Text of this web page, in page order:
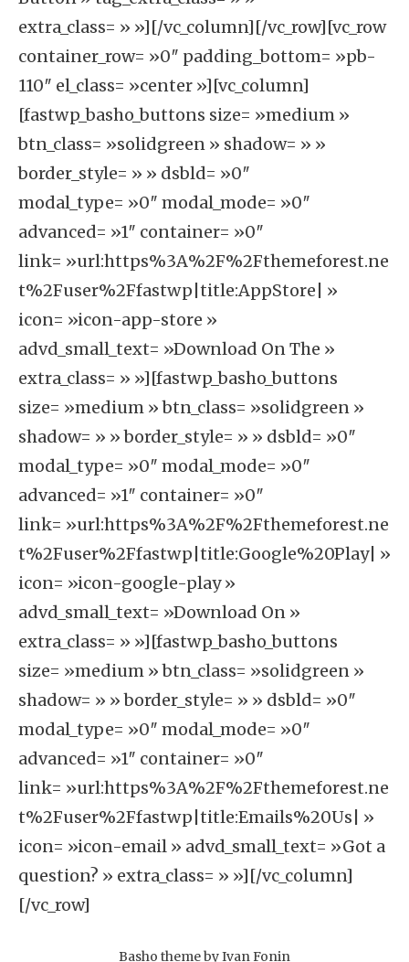
extra_class= » »][/vc_column][/vc_row][vc_row
container_row= »0″ padding_bottom= »pb-
110″ el_class= »center »][vc_column]
[fastwp_basho_buttons size= »medium »
btn_class= »solidgreen » shadow= » »
border_style= » » dsbld= »0″
modal_type= »0″ modal_mode= »0″
advanced= »1″ container= »0″
link= »url:https%3A%2F%2Fthemeforest.ne
t%2Fuser%2Ffastwp|title:AppStore| »
icon= »icon-app-store »
advd_small_text= »Download On The »
extra_class= » »][fastwp_basho_buttons
size= »medium » btn_class= »solidgreen »
shadow= » » border_style= » » dsbld= »0″
modal_type= »0″ modal_mode= »0″
advanced= »1″ container= »0″
link= »url:https%3A%2F%2Fthemeforest.ne
t%2Fuser%2Ffastwp|title:Google%20Play| »
icon= »icon-google-play »
advd_small_text= »Download On »
extra_class= » »][fastwp_basho_buttons
size= »medium » btn_class= »solidgreen »
shadow= » » border_style= » » dsbld= »0″
modal_type= »0″ modal_mode= »0″
advanced= »1″ container= »0″
link= »url:https%3A%2F%2Fthemeforest.ne
t%2Fuser%2Ffastwp|title:Emails%20Us| »
icon= »icon-email » advd_small_text= »Got a
question? » extra_class= » »][/vc_column]
[/vc_row]
Basho theme byIvan Fonin